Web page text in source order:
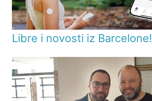
Libre i novosti iz Barcelone!